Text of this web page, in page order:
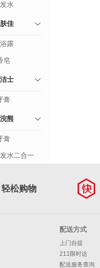
水
佳
露
皂
士
膏
熊
膏
水二合一
松购物
配送方式
上门自提
211限时达
配送服务查询